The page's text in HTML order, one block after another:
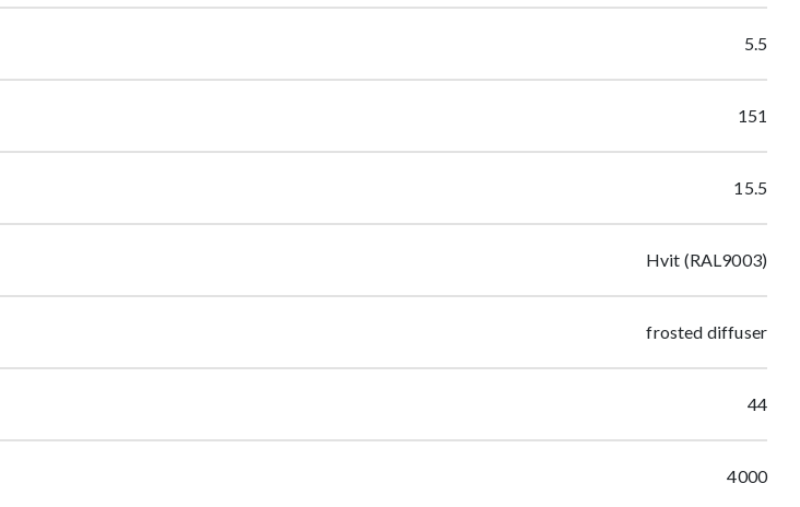
5.5
151
15.5
Hvit (RAL9003)
frosted diffuser
44
4000